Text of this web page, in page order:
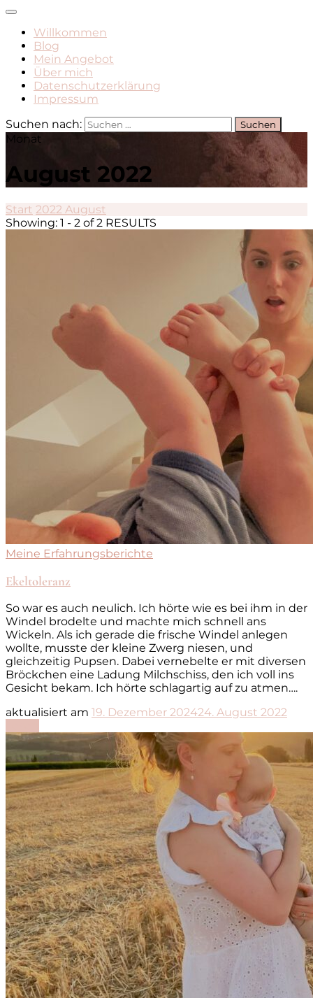
Willkommen
Blog
Mein Angebot
Über mich
Datenschutzerklärung
Impressum
Suchen nach:
Monat
August 2022
Start 2022 August
Showing: 1 - 2 of 2 RESULTS
Meine Erfahrungsberichte
Ekeltoleranz
So war es auch neulich. Ich hörte wie es bei ihm in der
Windel brodelte und machte mich schnell ans
Wickeln. Als ich gerade die frische Windel anlegen
wollte, musste der kleine Zwerg niesen, und
gleichzeitig Pupsen. Dabei vernebelte er mit diversen
Bröckchen eine Ladung Milchschiss, den ich voll ins
Gesicht bekam. Ich hörte schlagartig auf zu atmen….
aktualisiert am 19. Dezember 202424. August 2022